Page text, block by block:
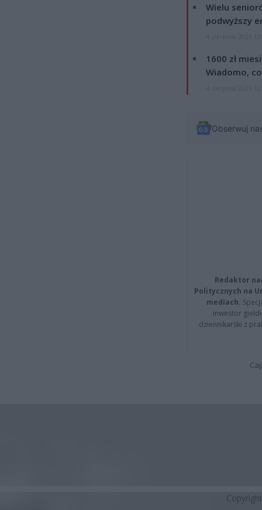
Wielu
podwyższy
1600 zł
Wiadomo,
Obserwuj
Redaktor
Politycznych na
mediach.
inwestor
dziennikarski z